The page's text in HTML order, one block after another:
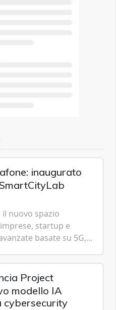
inaugurato
nuovo spazio
startup e
basate su 5G,
Project
modello IA
cybersecurity